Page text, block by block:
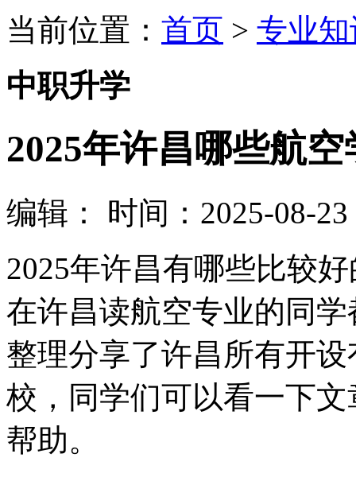
当前位置： 首页 > 专业
中职升学
2025年许昌哪些航
编辑：
时间：2025-08-23
2025年许昌有哪些比较
在许昌读航空专业的同
整理分享了许昌所有开
校，同学们可以看一下
帮助。